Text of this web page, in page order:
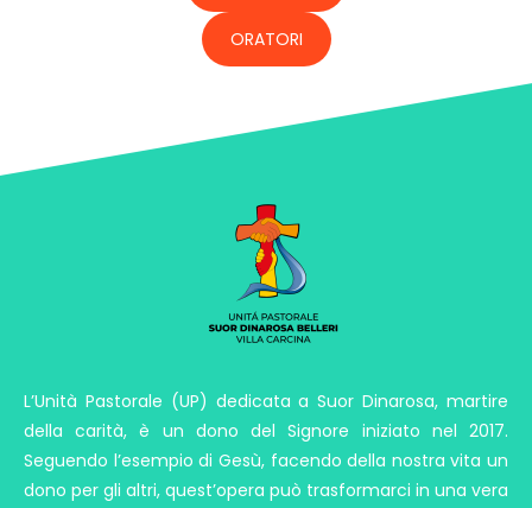
ORATORI
L’Unità Pastorale (UP) dedicata a Suor Dinarosa, martire
della carità, è un dono del Signore iniziato nel 2017.
Seguendo l’esempio di Gesù, facendo della nostra vita un
dono per gli altri, quest’opera può trasformarci in una vera